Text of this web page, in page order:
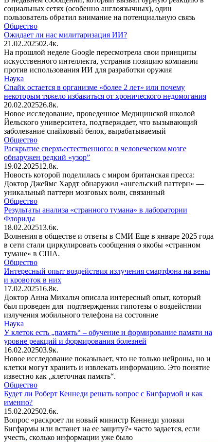
социальных сетях (особенно англоязычных), один
пользователь обратил внимание на потенциальную связь
Общество
Ожидает ли нас милитаризация ИИ?
21.02.202502.4к.
На прошлой неделе Google пересмотрела свои принципы
искусственного интеллекта, устранив позицию компании
против использования ИИ для разработки оружия
Наука
Спайк остается в организме «более 2 лет» или почему
некоторым тяжело избавиться от хронического недомогания
20.02.202526.8к.
Новое исследование, проведенное Медицинской школой
Йельского университета, подтверждает, что вызывающий
заболевание спайковый белок, вырабатываемый
Общество
Раскрытие сверхъестественного: в человеческом мозге
обнаружен редкий «узор”
19.02.20251 2.8к.
Новость которой поделилась с миром британская пресса:
Доктор Джеймс Хардт обнаружил «ангельский паттерн» —
уникальный паттерн мозговых волн, связанный
Общество
Результаты анализа «странного тумана» в лаборатории
Флориды
18.02.202513.6к.
Волнения в обществе и ответы в СМИ Еще в январе 2025 года
в сети стали циркулировать сообщения о якобы «странном
тумане» в США.
Общество
Интересный опыт воздействия излучения смартфона на вены
и кровоток в них
17.02.202516.8к.
Доктор Анна Михальч описала интересный опыт, который
был проведен для подтверждения гипотезы о воздействии
излучения мобильного телефона на состояние
Наука
У клеток есть „память“ – обучение и формирование памяти на
уровне реакций и формирования болезней
16.02.202503.9к.
Новое исследование показывает, что не только нейроны, но и
клетки могут хранить и извлекать информацию. Это понятие
известно как „клеточная память“.
Общество
Будет ли Роберт Кеннеди решать вопрос с Бигфармой и как
именно?
15.02.202502.6к.
Вопрос «раскроет ли новый министр Кеннеди уловки
Бигфармы или встанет на ее защиту?» часто задается, если
учесть, сколько информации уже было